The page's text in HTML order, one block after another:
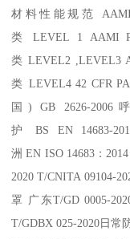
材料性能规范
类 LEVEL 1 AAMI
类 LEVEL2 ,LEVEL3
类 LEVEL4 42 CFR
国) GB 2626-
护 BS EN 14683-
洲 EN ISO 14683：
2020 T/CNITA 09104-
罩 广东T/GD 0005-
T/GDBX 025-2020日常